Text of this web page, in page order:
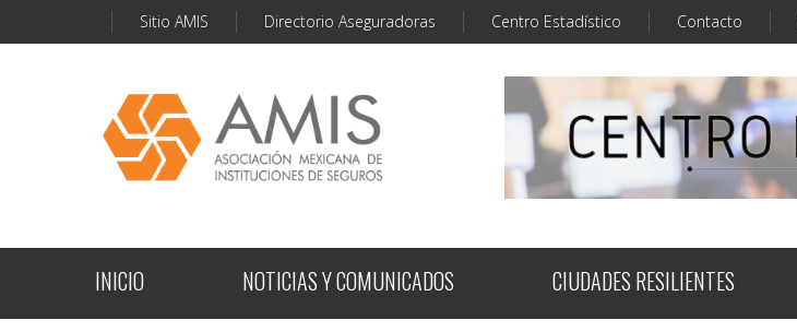
Sitio AMIS Directorio Aseguradoras Centro Estadístico Contacto
INICIO NOTICIAS Y COMUNICADOS CIUDADES RESILIENTES